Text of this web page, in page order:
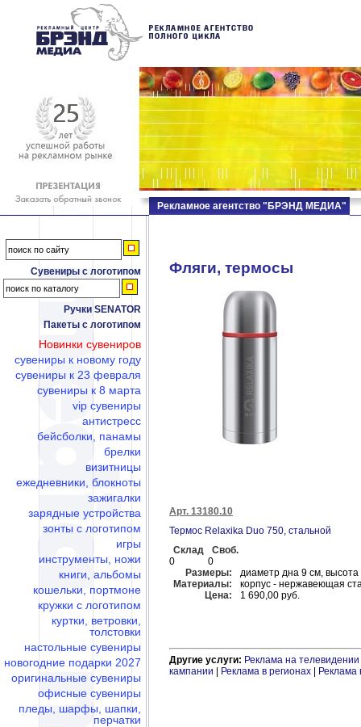
Сувениры с логотипом
Ручки SENATOR
Пакеты с логотипом
Новинки сувениров
сувениры к новому году
сувениры к 23 февраля
сувениры к 8 марта
vip сувениры
антистресс
бейсболки, панамы
брелки
визитницы
ежедневники, блокноты
зажигалки
зарядные устройства
зонты с логотипом
игры
инструменты, ножи
книги, альбомы
кошельки, портмоне
кружки с логотипом
куртки, ветровки,
толстовки
настольные сувениры
новогодние подарки 2027
оригинальные сувениры
офисные сувениры
пледы, шарфы, шапки,
перчатки
Рекламное агентство "БРЭНД МЕДИА"
Фляги, термосы
Арт. 13180.10
Термос Relaxika Duo 750, стальной
Склад
Своб.
0
0
Размеры:
диаметр дна 9 см, высота
Материалы:
корпус - нержавеющая
Цена:
1 690,00 руб.
Другие услуги: Реклама на телевидении
кампании
Реклама в регионах Реклама